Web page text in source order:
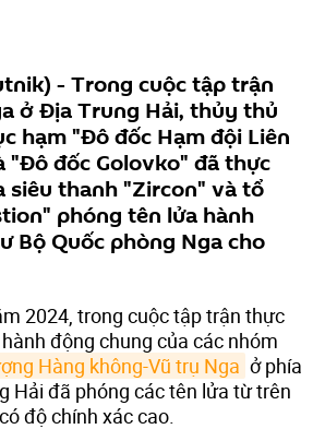
- Trong cuộc tập trận
ở Địa Trung Hải, thủy thủ
hạm "Đô đốc Hạm đội Liên
"Đô đốc Golovko" đã thực
siêu thanh "Zircon" và tổ
phóng tên lửa hành
Bộ Quốc phòng Nga cho
2024, trong cuộc tập trận thực
động chung của các nhóm
Hàng không-Vũ trụ Nga ở phía
Hải đã phóng các tên lửa từ trên
độ chính xác cao.